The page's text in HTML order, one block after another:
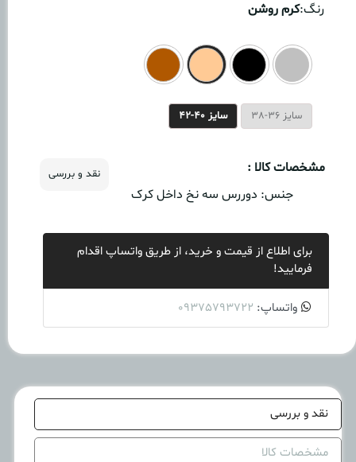
رنگ:کرم روشن
سایز 36-38 سایز 40-42
نقد و بررسی
مشخصات کالا :
جنس: دوررس سه نخ داخل کرک
برای اطلاع از قیمت و خرید، از طریق واتساپ اقدام
فرمایید!
واتساپ: 09375793722
نقد و بررسی
مشخصات کالا